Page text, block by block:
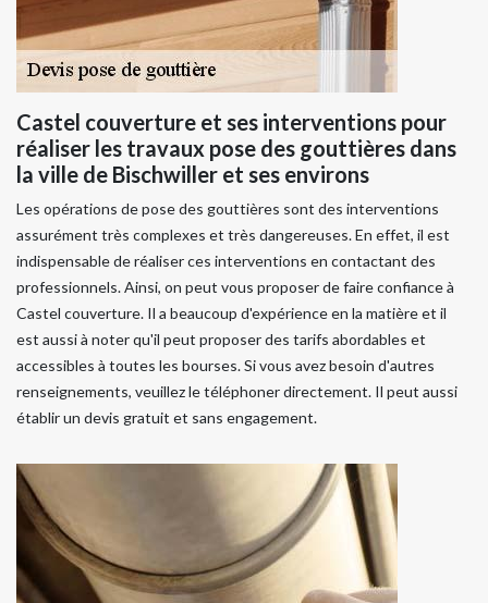
Castel couverture et ses interventions pour
réaliser les travaux pose des gouttières dans
la ville de Bischwiller et ses environs
Les opérations de pose des gouttières sont des interventions
assurément très complexes et très dangereuses. En effet, il est
indispensable de réaliser ces interventions en contactant des
professionnels. Ainsi, on peut vous proposer de faire confiance à
Castel couverture. Il a beaucoup d'expérience en la matière et il
est aussi à noter qu'il peut proposer des tarifs abordables et
accessibles à toutes les bourses. Si vous avez besoin d'autres
renseignements, veuillez le téléphoner directement. Il peut aussi
établir un devis gratuit et sans engagement.